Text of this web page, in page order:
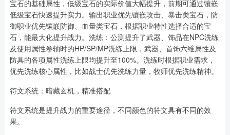
宝石的基础属性，低级宝石的实际价值大幅提升，前期可通过镶嵌
低级宝石快速提升实力。输出职业优先镶嵌攻击、暴击类宝石，防
御职业优先镶嵌防御、血量类宝石，根据职业特性选择合适的宝
石，能最大化提升战力。洗练：公测提升了武器、饰品在NPC洗练
及使用属性卷轴时的HP/SP/MP洗练上限，武器、首饰六维属性及
防具的各项属性洗练上限均提升至100%。洗练时根据职业需求，
优先洗练核心属性，比如战士优先洗练力量，牧师优先洗练精神。
符文系统：暗藏玄机，精准搭配
符文系统是提升战力的重要途径，不同颜色的符文具有不同的效
果。